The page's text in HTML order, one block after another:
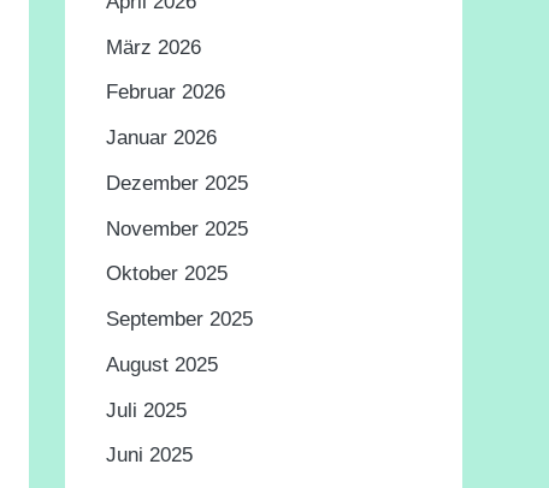
März 2026
Februar 2026
Januar 2026
Dezember 2025
November 2025
Oktober 2025
September 2025
August 2025
Juli 2025
Juni 2025